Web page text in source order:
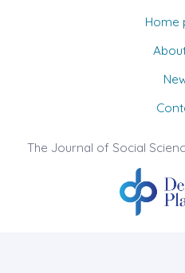
Home
The Journal of Social